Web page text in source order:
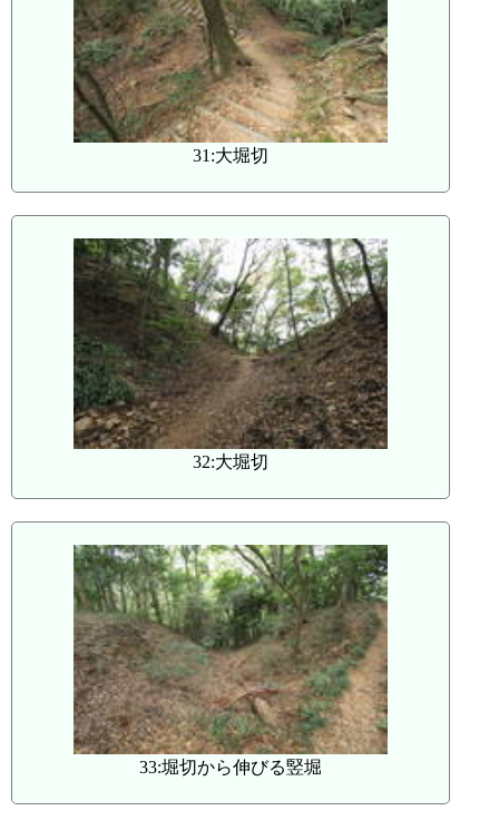
31:大堀切
32:大堀切
33:堀切から伸びる竪堀